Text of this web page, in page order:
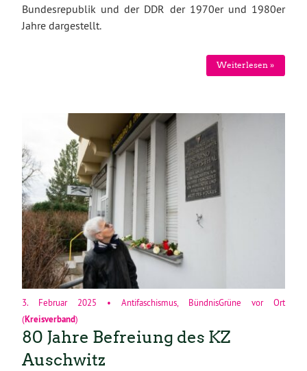
Bundesrepublik und der DDR der 1970er und 1980er
Jahre dargestellt.
Weiterlesen »
3. Februar 2025 • Antifaschismus
BündnisGrüne vor Ort
(Kreisverband)
80 Jahre Befreiung des KZ
Auschwitz